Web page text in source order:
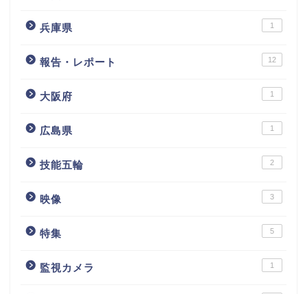
兵庫県 1
報告・レポート 12
大阪府 1
広島県 1
技能五輪 2
映像 3
特集 5
監視カメラ 1